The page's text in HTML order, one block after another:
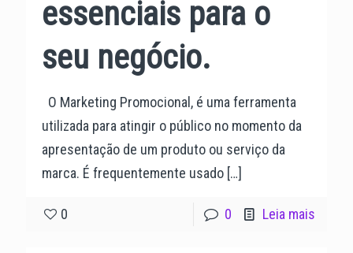
essenciais para o
seu negócio.
O Marketing Promocional, é uma ferramenta
utilizada para atingir o público no momento da
apresentação de um produto ou serviço da
marca. É frequentemente usado […]
0 0 Leia mais